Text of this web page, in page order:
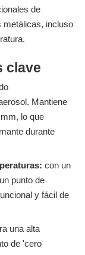
Surfactant W772 Surfactante especializado para eliminación de cera industrial
de
metálicas, incluso
clave
Mantiene
lo que
durante
con un
punto de
y fácil de
una alta
de 'cero